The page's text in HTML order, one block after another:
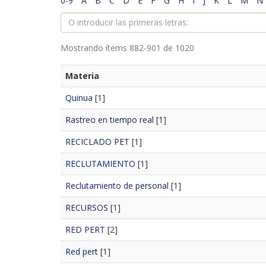
Mostrando ítems 882-901 de 1020
Materia
Quinua [1]
Rastreo en tiempo real [1]
RECICLADO PET [1]
RECLUTAMIENTO [1]
Reclutamiento de personal [1]
RECURSOS [1]
RED PERT [2]
Red pert [1]